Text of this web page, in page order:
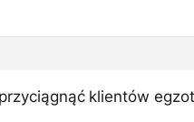
klientów